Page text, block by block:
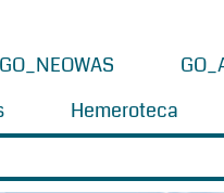
GO_NEOWAS
Hemeroteca